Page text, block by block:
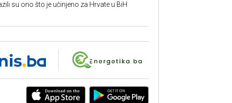
su ono što je učinjeno za Hrvate u BiH